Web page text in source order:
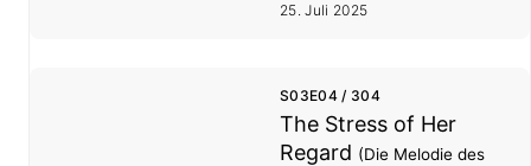
25. Juli 2025
S03E04 / 304
The Stress of Her
Regard (Die Melodie des